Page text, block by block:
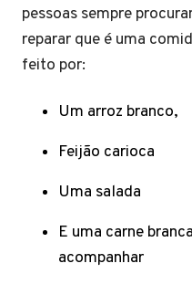
pessoas sempre
reparar que é uma
feito por:
Um arroz branco,
Feijão carioca
Uma salada
E uma carne
acompanhar